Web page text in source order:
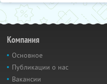
Компания
Основное
Публикации о нас
Вакансии